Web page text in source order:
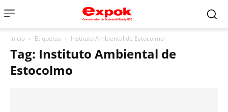
Inicio Etiquetas Instituto Ambiental de Estocolmo
Tag: Instituto Ambiental de
Estocolmo